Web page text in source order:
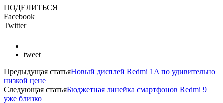
ПОДЕЛИТЬСЯ
Facebook
Twitter
tweet
Предыдущая статьяНовый дисплей Redmi 1A по удивительно
низкой цене
Следующая статьяБюджетная линейка смартфонов Redmi 9
уже близко